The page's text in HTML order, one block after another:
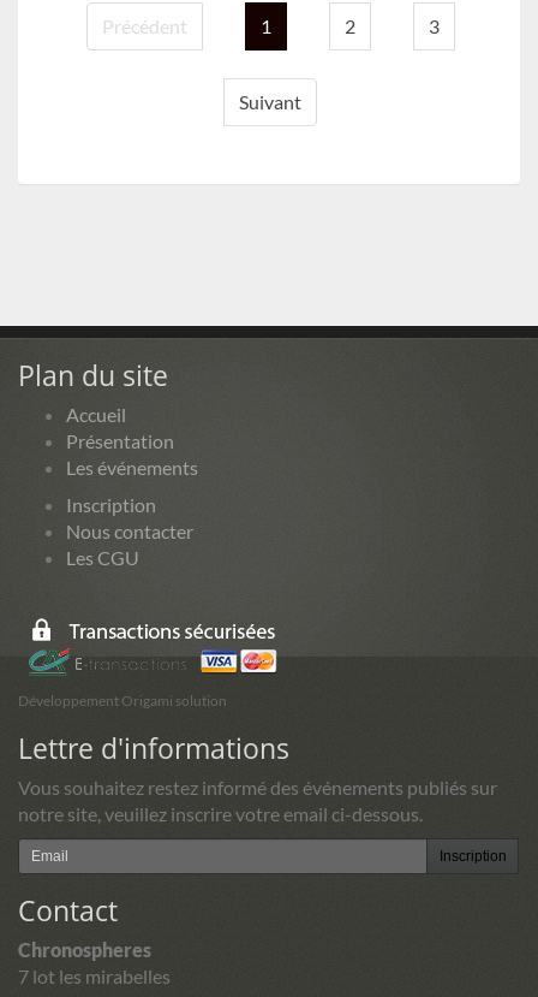
Précédent 1 2 3
Suivant
Plan du site
Accueil
Présentation
Les événements
Inscription
Nous contacter
Les CGU
Développement Origami solution
Lettre d'informations
Vous souhaitez restez informé des événements publiés sur
notre site, veuillez inscrire votre email ci-dessous.
Inscription
Contact
Chronospheres
7 lot les mirabelles